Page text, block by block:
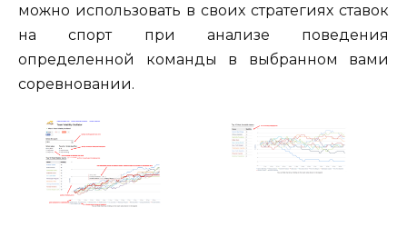
можно использовать в своих стратегиях ставок
на спорт при анализе поведения
определенной команды в выбранном вами
соревновании.